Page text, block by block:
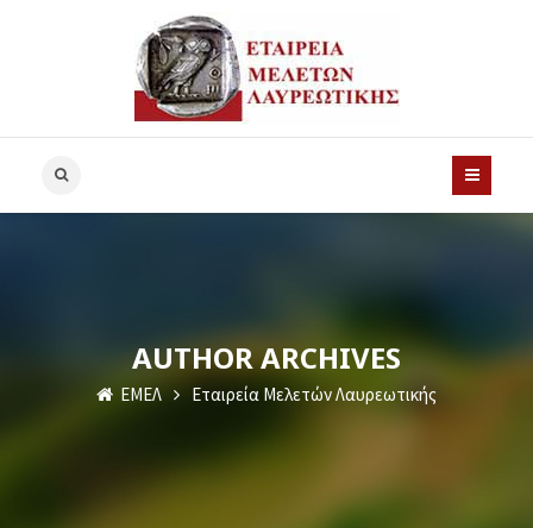
AUTHOR ARCHIVES
ΕΜΕΛ Εταιρεία Μελετών Λαυρεωτικής